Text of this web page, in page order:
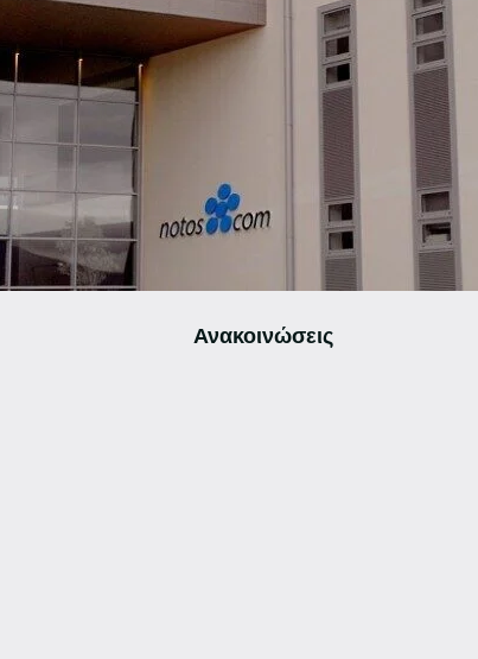
Ανακοινώσεις